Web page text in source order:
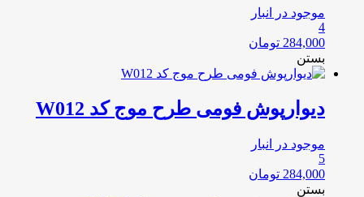
موجود در انبار
4
284,000 تومان
بستن
دیوارپوش فومی طرح موج کد W012
موجود در انبار
5
284,000 تومان
بستن